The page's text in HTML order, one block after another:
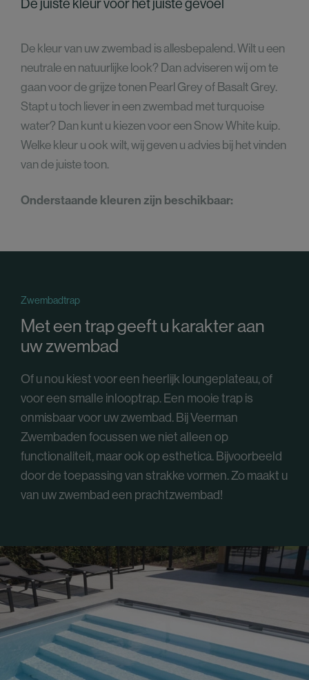
De kleur van uw zwembad is allesbepalend. Wilt u een
neutrale en natuurlijke look? Dan adviseren wij om te
gaan voor de grijze tonen Pearl Grey of Basalt Grey.
Stapt u toch liever in een zwembad met turquoise
water? Dan kunt u kiezen voor een Snow White kuip.
Welke kleur u ook wilt, wij geven u advies bij het vinden
van de juiste toon.
Onderstaande kleuren zijn beschikbaar:
Zwembadtrap
Met een trap geeft u karakter aan
uw zwembad
Of u nou kiest voor een heerlijk loungeplateau, of
voor een smalle inlooptrap. Een mooie trap is
onmisbaar voor uw zwembad. Bij Veerman
Zwembaden focussen we niet alleen op
functionaliteit, maar ook op esthetica. Bijvoorbeeld
door de toepassing van strakke vormen. Zo maakt u
van uw zwembad een prachtzwembad!